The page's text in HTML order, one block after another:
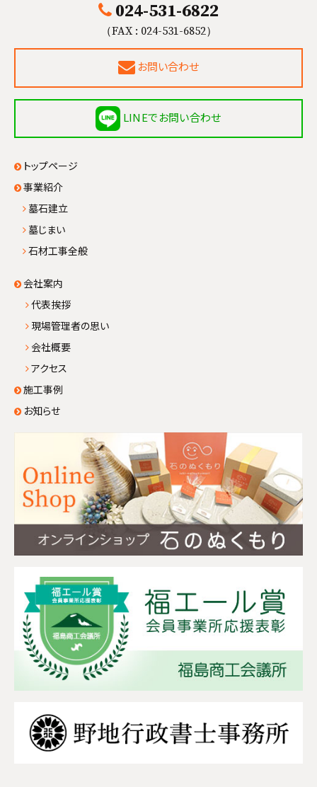
024-531-6822
（FAX : 024-531-6852）
お問い合わせ
LINEでお問い合わせ
トップページ
事業紹介
墓石建立
墓じまい
石材工事全般
会社案内
代表挨拶
現場管理者の思い
会社概要
アクセス
施工事例
お知らせ